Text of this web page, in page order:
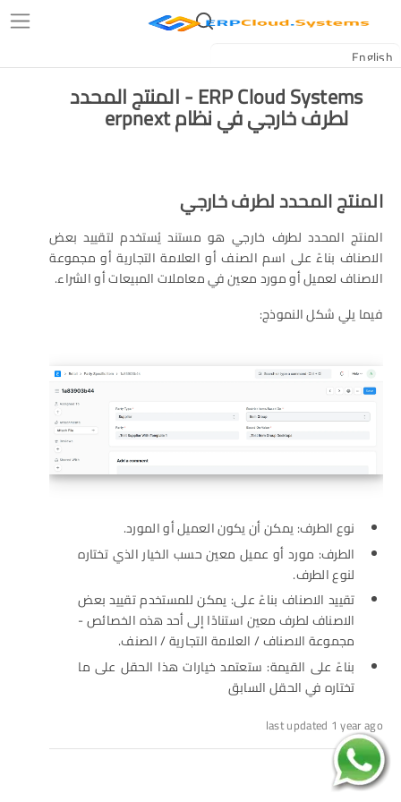
ERP Cloud Systems - المنتج المحدد
لطرف خارجي في نظام erpnext
المنتج المحدد لطرف خارجي
المنتج المحدد لطرف خارجي هو مستند يُستخدم لتقييد بعض
الاصناف بناءً على اسم الصنف أو العلامة التجارية أو مجموعة
الاصناف لعميل أو مورد معين في معاملات المبيعات أو الشراء.
فيما يلي شكل النموذج:
نوع الطرف: يمكن أن يكون العميل أو المورد.
الطرف: مورد أو عميل معين حسب الخيار الذي تختاره
لنوع الطرف.
تقييد الاصناف بناءً على: يمكن للمستخدم تقييد بعض
الاصناف لطرف معين استنادًا إلى أحد هذه الخصائص -
مجموعة الاصناف / العلامة التجارية / الصنف.
بناءً على القيمة: ستعتمد خيارات هذا الحقل على ما
تختاره في الحقل السابق
last updated 1 year ago